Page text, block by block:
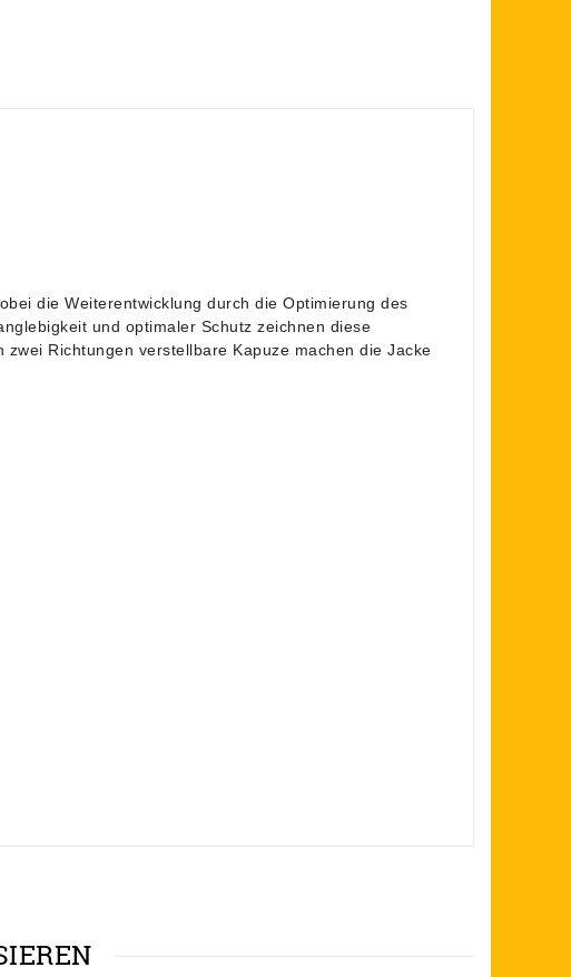
die Weiterentwicklung durch die Optimierung des
und optimaler Schutz zeichnen diese
Richtungen verstellbare Kapuze machen die Jacke